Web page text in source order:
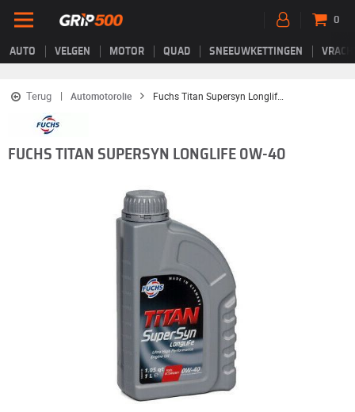
AUTO VELGEN MOTOR QUAD SNEEUWKETTINGEN
0
Terug Automotorolie Fuchs Titan Supersyn Longlife 0W-40
FUCHS TITAN SUPERSYN LONGLIFE 0W-40